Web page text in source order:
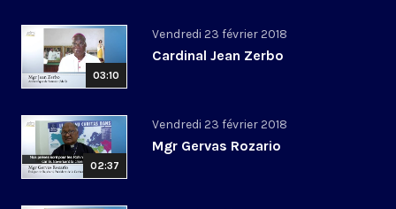
03:10
Vendredi 23 février 2018
Cardinal Jean Zerbo
02:37
Vendredi 23 février 2018
Mgr Gervas Rozario